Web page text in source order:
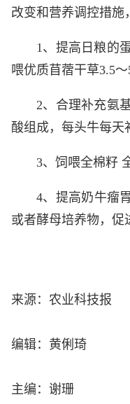
改变和营养调控措施
1、提高日粮的
喂优质苜蓿干草3.5
2、合理补充氨
酸组成，每头牛每天
3、饲喂全棉籽
4、提高奶牛瘤
或者酵母培养物，促
来源：农业科技报
编辑：黄俐琦
主编：谢珊